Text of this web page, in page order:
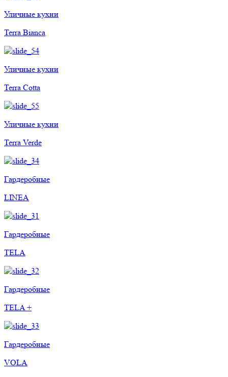
Уличные кухни
Terra Bianca
Уличные кухни
Terra Cotta
Уличные кухни
Terra Verde
Гардеробные
LINEA
Гардеробные
TELA
Гардеробные
TELA +
Гардеробные
VOLA